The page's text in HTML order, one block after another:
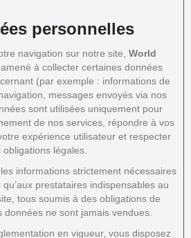
personnelles
navigation sur notre site, World
à collecter certaines données
(par exemple : informations de
messages envoyés via nos
sont utilisées uniquement pour
de nos services, répondre à vos
expérience utilisateur et respecter
obligations légales.
informations strictement nécessaires
prestataires indispensables au
tous soumis à des obligations de
données ne sont jamais vendues.
en vigueur, vous disposez